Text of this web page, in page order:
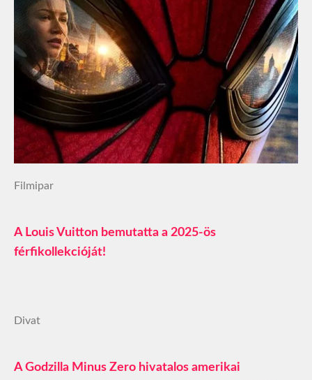
Filmipar
A Louis Vuitton bemutatta a 2025-ös
férfikollekcióját!
Divat
A Godzilla Minus Zero hivatalos amerikai